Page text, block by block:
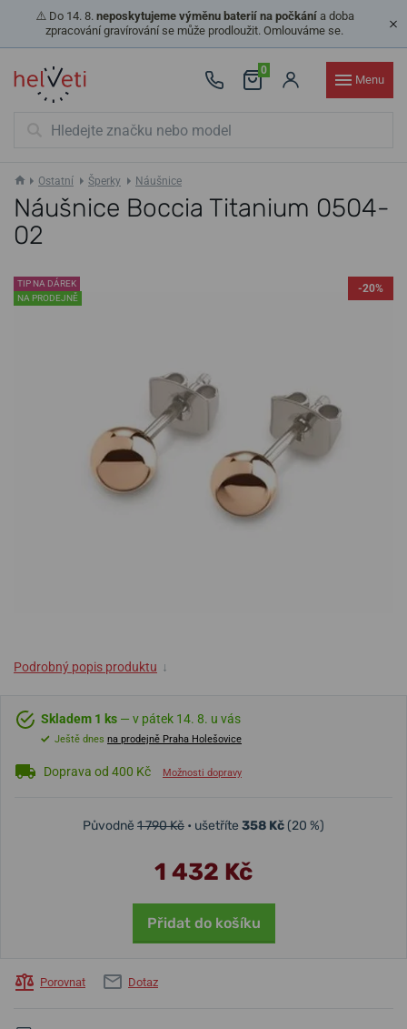
⚠️ Do 14. 8. neposkytujeme výměnu baterií na počkánía doba
zpracování gravírování se může prodloužit. Omlouváme se.
0
Menu
Ostatní Šperky Náušnice
Náušnice Boccia Titanium 0504-
02
TIP NA DÁREK
NA PRODEJNĚ
-20%
Podrobný popis produktu ↓
Skladem 1 ks — v pátek 14. 8. u vás
Ještě dnes na prodejně Praha Holešovice
Doprava od 400 Kč Možnosti dopravy
Původně 1 790 Kč • ušetříte 358 Kč(20 %)
1 432 Kč
Přidat do košíku
Porovnat Dotaz